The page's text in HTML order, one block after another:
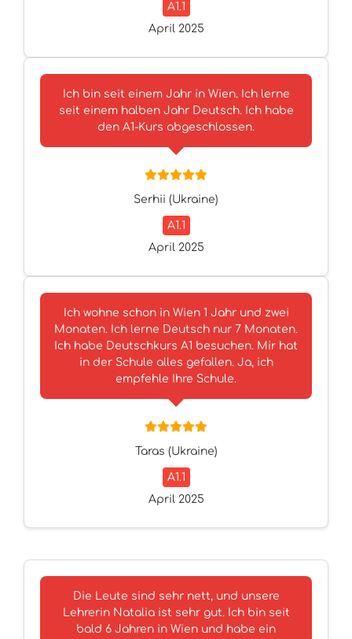
A1.1
April 2025
Ich bin seit einem Jahr in Wien. Ich lerne
seit einem halben Jahr Deutsch. Ich habe
den A1-Kurs abgeschlossen.
Serhii (Ukraine)
A1.1
April 2025
Ich wohne schon in Wien 1 Jahr und zwei
Monaten. Ich lerne Deutsch nur 7 Monaten.
Ich habe Deutschkurs A1 besuchen. Mir hat
in der Schule alles gefallen. Ja, ich
empfehle Ihre Schule.
Taras (Ukraine)
A1.1
April 2025
Die Leute sind sehr nett, und unsere
Lehrerin Natalia ist sehr gut. Ich bin seit
bald 6 Jahren in Wien und habe ein